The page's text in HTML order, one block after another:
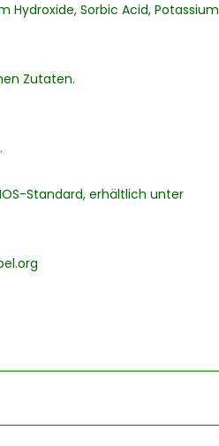
Hydroxide, Sorbic Acid, Potassium
Zutaten.
Standard, erhältlich unter